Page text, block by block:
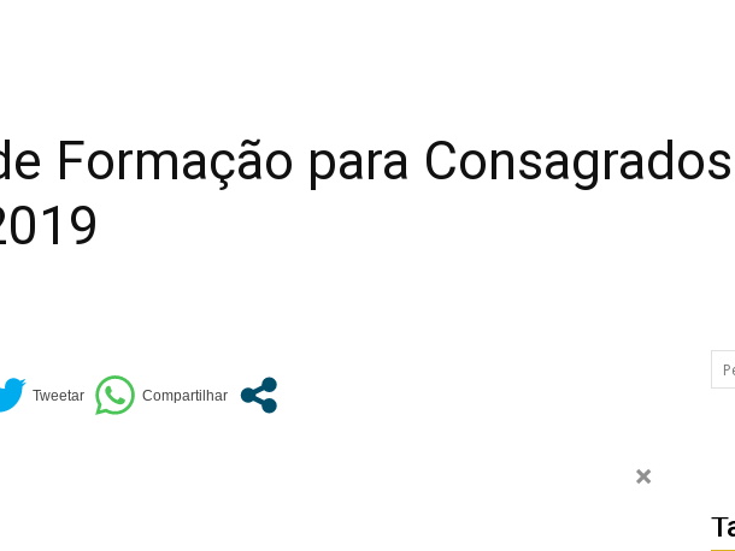
Formação para
×